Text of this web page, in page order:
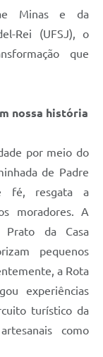
Minas e da
Rei (UFSJ), o
que
nossa história
por meio do
de Padre
fé, resgata a
moradores. A
Prato da Casa
pequenos
a Rota
experiências
turístico da
como